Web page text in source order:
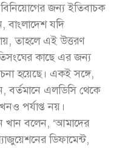
জন্য ইতিবাচক
বাংলাদেশ যদি
তাহলে এই উত্তরণ
কাছে এর জন্য
হয়েছে। একই সঙ্গে,
বর্তমানে এলডিসি থেকে
পর্যাপ্ত নয়।
খান বলেন, ‘আমাদের
ডিফামেন্ট,